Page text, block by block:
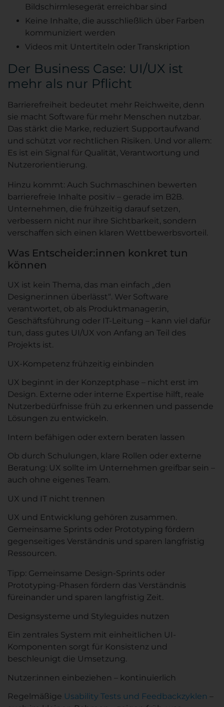
Bildschirmlesegerät erreichbar sind
Keine Inhalte, die ausschließlich über Farben
kommuniziert werden
Videos mit Untertiteln oder Transkription
Der Business Case: UI/UX ist
mehr als nur Pflicht
Barrierefreiheit bedeutet mehr Reichweite, denn
sie macht Software für mehr Menschen nutzbar.
Das stärkt die Marke, reduziert Supportaufwand
und schützt vor rechtlichen Risiken. Und vor allem:
Es ist ein Signal für Qualität, Verantwortung und
Nutzerorientierung.
Hinzu kommt: Auch Suchmaschinen bewerten
barrierefreie Inhalte positiv – gerade im B2B.
Unternehmen, die frühzeitig darauf setzen,
verbessern nicht nur ihre Sichtbarkeit, sondern
verschaffen sich einen klaren Wettbewerbsvorteil.
Was Entscheider:innen konkret tun
können
UX ist kein Thema, das man einfach „den
Designer:innen überlässt“. Wer Software
verantwortet, ob als Produktmanager:in,
Geschäftsführung oder IT-Leitung – kann viel dafür
tun, dass gutes UI/UX von Anfang an Teil des
Projekts ist.
UX-Kompetenz frühzeitig einbinden
UX beginnt in der Konzeptphase – nicht erst im
Design. Externe oder interne Expertise hilft, reale
Nutzerbedürfnisse früh zu erkennen und passende
Lösungen zu entwickeln.
Intern befähigen oder extern beraten lassen
Ob durch Schulungen, klare Rollen oder externe
Beratung: UX sollte im Unternehmen greifbar sein –
auch ohne eigenes Team.
UX und IT nicht trennen
UX und Entwicklung gehören zusammen.
Gemeinsame Sprints oder Prototyping fördern
gegenseitiges Verständnis und sparen langfristig
Ressourcen.
Tipp: Gemeinsame Design-Sprints oder
Prototyping-Phasen fördern das Verständnis
füreinander und sparen langfristig Zeit.
Designsysteme und Styleguides nutzen
Ein zentrales System mit einheitlichen UI-
Komponenten sorgt für Konsistenz und
beschleunigt die Umsetzung.
Nutzer:innen einbeziehen – kontinuierlich
Regelmäßige Usability Tests und Feedbackzyklen –